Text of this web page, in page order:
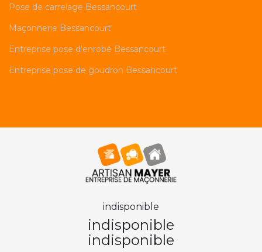
Pose de carrelage Bessancourt
Maçonnerie Bessancourt
Entreprise pose d'enrobé Bessancourt
Entreprise pose de goudron Bessancourt
indisponible
indisponible
indisponible